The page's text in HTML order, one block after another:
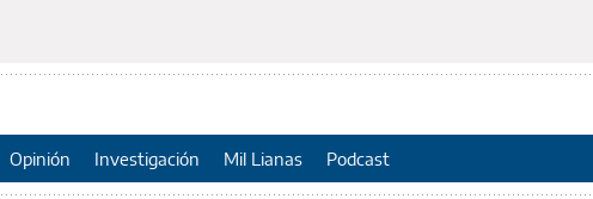
Opinión Investigación Mil Lianas Podcast